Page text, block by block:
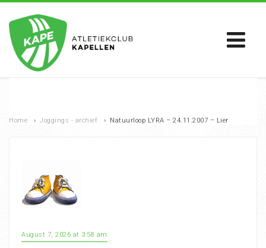
Home › Joggings - archief › Natuurloop LYRA – 24.11.2007 – Lier
August 7, 2026 at 3:58 am